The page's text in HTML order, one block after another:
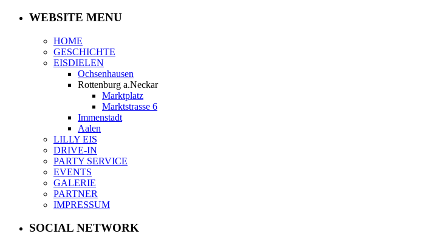
WEBSITE MENU
HOME
GESCHICHTE
EISDIELEN
Ochsenhausen
Rottenburg a.Neckar
Marktplatz
Marktstrasse 6
Immenstadt
Aalen
LILLY EIS
DRIVE-IN
PARTY SERVICE
EVENTS
GALERIE
PARTNER
IMPRESSUM
SOCIAL NETWORK